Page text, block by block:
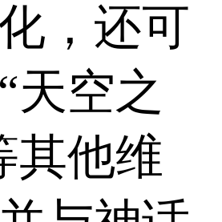
，还可
天空之
其他维